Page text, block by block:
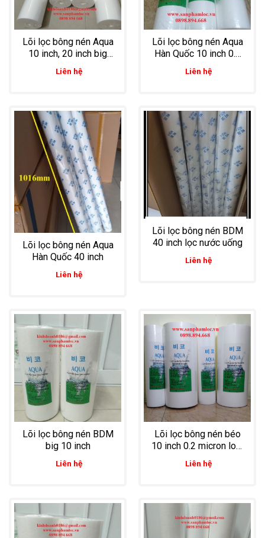
Lõi lọc bông nén Aqua
10 inch, 20 inch big
chuyên dùng nước cấp
dân dụng, nước đầu
Liên hệ
Lõi lọc bông nén Aqua
Hàn Quốc 10 inch 0.5
micron loại bỏ cặn
trong dây chuyền lọc
Liên hệ
Lõi lọc bông nén Aqua
Hàn Quốc 40 inch
Liên hệ
Lõi lọc bông nén BDM
40 inch lọc nước uống
Liên hệ
Lõi lọc bông nén BDM
big 10 inch
Liên hệ
Lõi lọc bông nén béo
10 inch 0.2 micron loại
bỏ tạp chất li ti trong
nước tinh khiết
Liên hệ